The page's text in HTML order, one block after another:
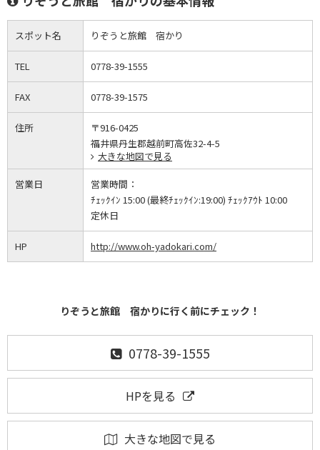
スポット名 りぞうと旅館 宿かり
TEL 0778-39-1555
FAX 0778-39-1575
住所
〒916-0425
福井県丹生郡越前町高佐32-4-5
大きな地図で見る
営業日
営業時間：
ﾁｪｯｸｲﾝ 15:00 (最終ﾁｪｯｸｲﾝ:19:00) ﾁｪｯｸｱｳﾄ 10:00
定休日
HP http://www.oh-yadokari.com/
りぞうと旅館 宿かりに行く前にチェック！
0778-39-1555
HPを見る
大きな地図で見る